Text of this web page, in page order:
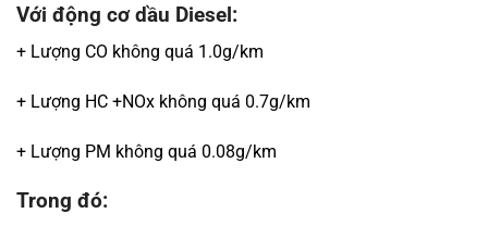
Với động cơ dầu Diesel:
+ Lượng CO không quá 1.0g/km
+ Lượng HC +NOx không quá 0.7g/km
+ Lượng PM không quá 0.08g/km
Trong đó: